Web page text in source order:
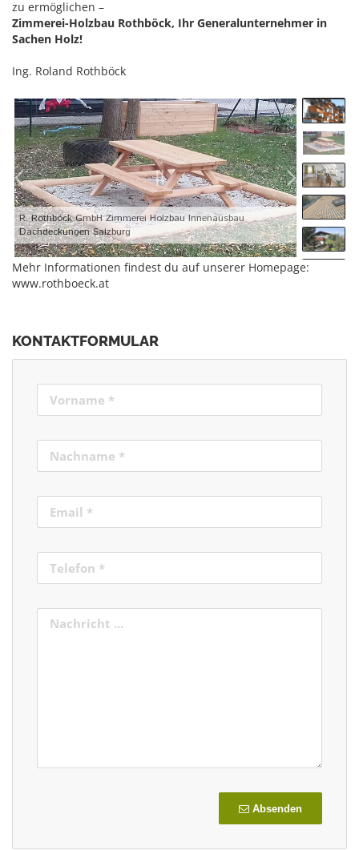
zu ermöglichen –
Zimmerei-Holzbau Rothböck, Ihr Generalunternehmer in
Sachen Holz!
Ing. Roland Rothböck
R. Rothböck GmbH Zimmerei Holzbau Innenausbau
Dachdeckungen Salzburg
Mehr Informationen findest du auf unserer Homepage:
www.rothboeck.at
KONTAKTFORMULAR
Absenden